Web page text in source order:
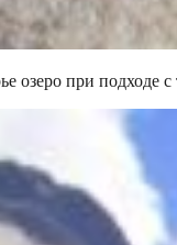
озеро при подходе